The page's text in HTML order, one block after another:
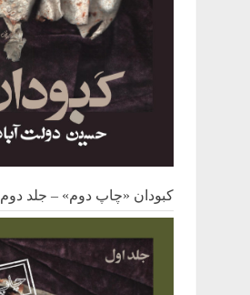
کبودان «چاپ دوم» – جلد دوم